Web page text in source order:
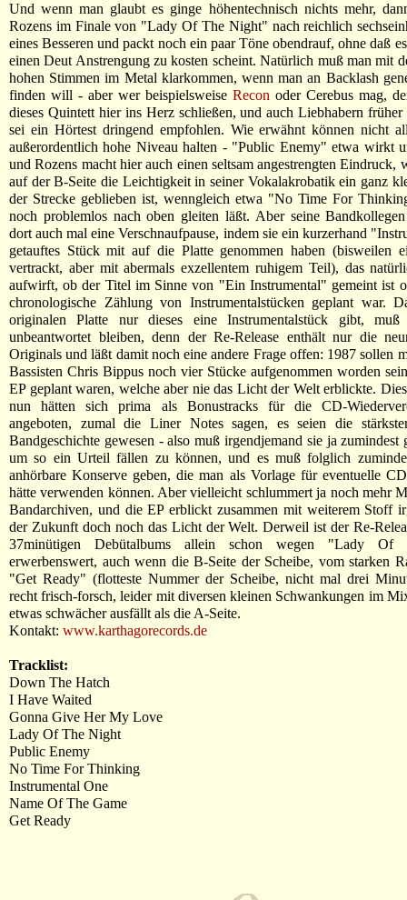
Und wenn man glaubt es ginge höhentechnisch nichts mehr,
Rozens im Finale von "Lady Of The Night" nach reichlich
eines Besseren und packt noch ein paar Töne obendrauf, ohne daß
einen Deut Anstrengung zu kosten scheint. Natürlich muß man mit
hohen Stimmen im Metal klarkommen, wenn man an Backlash
finden will - aber wer beispielsweise Recon oder Cerebus mag,
dieses Quintett hier ins Herz schließen, und auch Liebhabern früher
sei ein Hörtest dringend empfohlen. Wie erwähnt können nicht
außerordentlich hohe Niveau halten - "Public Enemy" etwa wirkt
und Rozens macht hier auch einen seltsam angestrengten Eindruck,
auf der B-Seite die Leichtigkeit in seiner Vokalakrobatik ein ganz
der Strecke geblieben ist, wenngleich etwa "No Time For
noch problemlos nach oben gleiten läßt. Aber seine
dort auch mal eine Verschnaufpause, indem sie ein kurzerhand
getauftes Stück mit auf die Platte genommen haben (bisweilen
vertrackt, aber mit abermals exzellentem ruhigem Teil), das
aufwirft, ob der Titel im Sinne von "Ein Instrumental" gemeint ist
chronologische Zählung von Instrumentalstücken geplant war.
originalen Platte nur dieses eine Instrumentalstück gibt, muß
unbeantwortet bleiben, denn der Re-Release enthält nur die
Originals und läßt damit noch eine andere Frage offen: 1987 sollen
Bassisten Chris Bippus noch vier Stücke aufgenommen worden
EP geplant waren, welche aber nie das Licht der Welt erblickte.
nun hätten sich prima als Bonustracks für die CD-
angeboten, zumal die Liner Notes sagen, es seien die
Bandgeschichte gewesen - also muß irgendjemand sie ja zumindest
um so ein Urteil fällen zu können, und es muß folglich
anhörbare Konserve geben, die man als Vorlage für eventuelle
hätte verwenden können. Aber vielleicht schlummert ja noch mehr
Bandarchiven, und die EP erblickt zusammen mit weiterem Stoff
der Zukunft doch noch das Licht der Welt. Derweil ist der Re-
37minütigen Debütalbums allein schon wegen "Lady Of
erwerbenswert, auch wenn die B-Seite der Scheibe, vom starken
"Get Ready" (flotteste Nummer der Scheibe, nicht mal drei
recht frisch-forsch, leider mit diversen kleinen Schwankungen im
etwas schwächer ausfällt als die A-Seite.
Kontakt: www.karthagorecords.de
Tracklist:
Down The Hatch
I Have Waited
Gonna Give Her My Love
Lady Of The Night
Public Enemy
No Time For Thinking
Instrumental One
Name Of The Game
Get Ready